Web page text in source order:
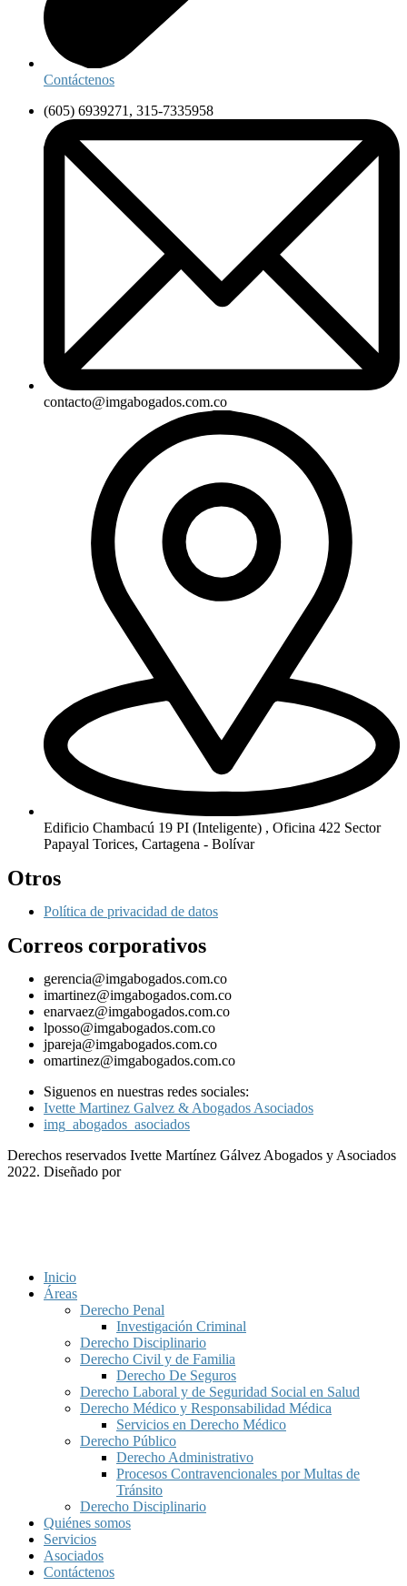
Contáctenos
(605) 6939271, 315-7335958
contacto@imgabogados.com.co
Edificio Chambacú 19 PI (Inteligente) , Oficina 422 Sector
Papayal Torices, Cartagena - Bolívar
Otros
Política de privacidad de datos
Correos corporativos
gerencia@imgabogados.com.co
imartinez@imgabogados.com.co
enarvaez@imgabogados.com.co
lposso@imgabogados.com.co
jpareja@imgabogados.com.co
omartinez@imgabogados.com.co
Siguenos en nuestras redes sociales:
Ivette Martinez Galvez & Abogados Asociados
img_abogados_asociados
Derechos reservados Ivette Martínez Gálvez Abogados y Asociados
2022. Diseñado por
Inicio
Áreas
Derecho Penal
Investigación Criminal
Derecho Disciplinario
Derecho Civil y de Familia
Derecho De Seguros
Derecho Laboral y de Seguridad Social en Salud
Derecho Médico y Responsabilidad Médica
Servicios en Derecho Médico
Derecho Público
Derecho Administrativo
Procesos Contravencionales por Multas de
Tránsito
Derecho Disciplinario
Quiénes somos
Servicios
Asociados
Contáctenos